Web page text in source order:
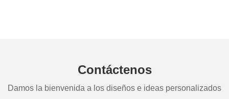
Contáctenos
Damos la bienvenida a los diseños e ideas personalizados